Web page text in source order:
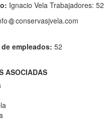
Ignacio Vela Trabajadores: 52
conservasjvela.com
de empleados:52
ASOCIADAS